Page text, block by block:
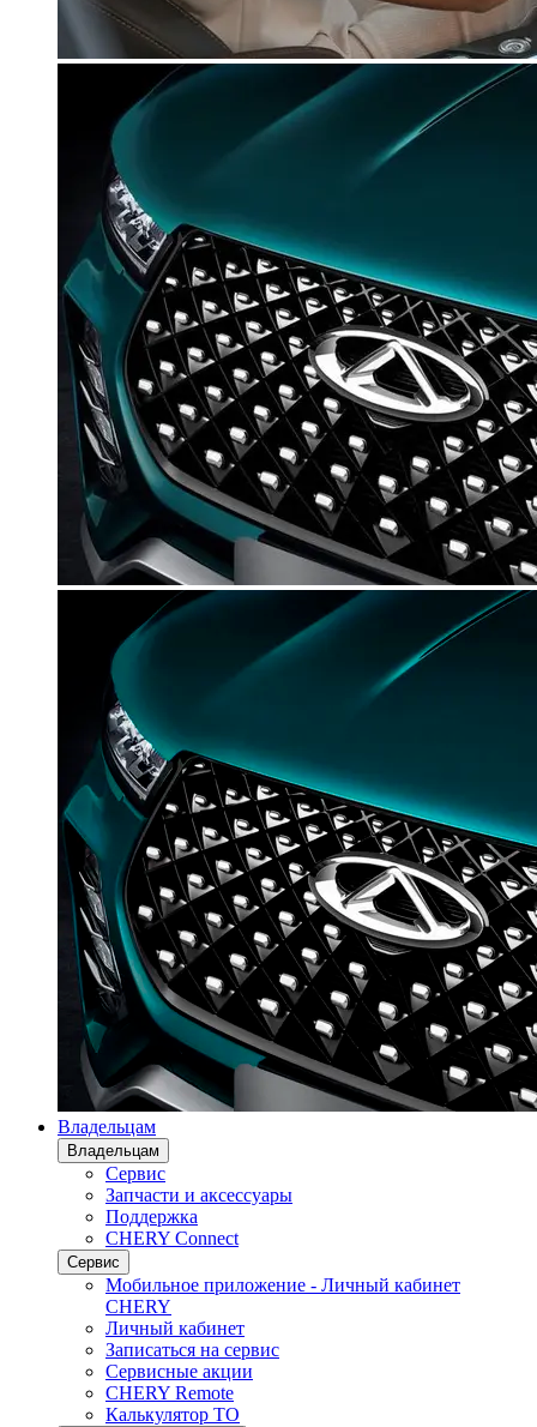
Владельцам
Владельцам
Сервис
Запчасти и аксессуары
Поддержка
CHERY Connect
Сервис
Мобильное приложение - Личный кабинет
CHERY
Личный кабинет
Записаться на сервис
Сервисные акции
CHERY Remote
Калькулятор ТО